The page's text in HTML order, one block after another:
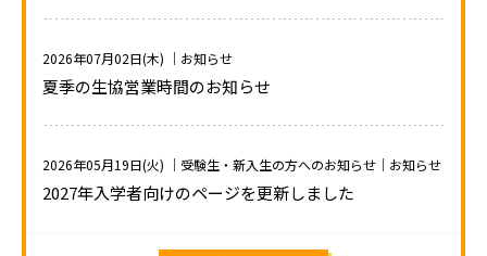
2026年07月02日(木) ｜お知らせ
夏季の生協営業時間のお知らせ
2026年05月19日(火) ｜受験生・新入生の方へのお知らせ｜お知らせ
2027年入学者向けのページを更新しました